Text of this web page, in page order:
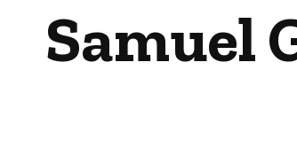
Samuel